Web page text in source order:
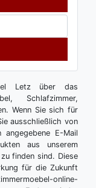
Letz über das
Schlafzimmer,
Wenn Sie sich für
ausschließlich von
E-Mail
aus unserem
finden sind. Diese
für die Zukunft
online-